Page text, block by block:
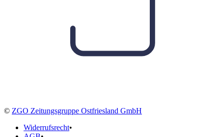
© ZGO Zeitungsgruppe Ostfriesland GmbH
Widerrufsrecht•